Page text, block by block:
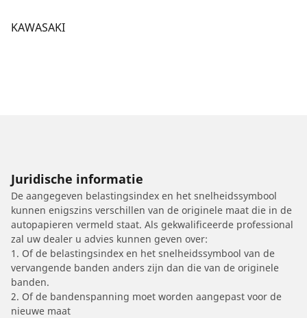
KAWASAKI
Juridische informatie
De aangegeven belastingsindex en het snelheidssymbool
kunnen enigszins verschillen van de originele maat die in de
autopapieren vermeld staat. Als gekwalificeerde professional
zal uw dealer u advies kunnen geven over:
1. Of de belastingsindex en het snelheidssymbool van de
vervangende banden anders zijn dan die van de originele
banden.
2. Of de bandenspanning moet worden aangepast voor de
nieuwe maat